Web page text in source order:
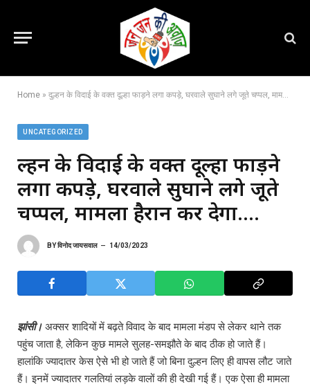
Home » दुल्हन के विदाई के वक्त दूल्हा फाड़ने लगा कपड़े, घरवाले सुघाने लगे जूते चप्पल, मामला हैरान कर देगा….
UNCATEGORIZED
दुल्हन के विदाई के वक्त दूल्हा फाड़ने
लगा कपड़े, घरवाले सुघाने लगे जूते
चप्पल, मामला हैरान कर देगा….
BYविनोद जायसवाल 14/03/2023
झांसी। अक्सर शादियों में बढ़ते विवाद के बाद मामला मंडप से लेकर थाने तक
पहुंच जाता है, लेकिन कुछ मामले सुलह-समझौते के बाद ठीक हो जाते हैं।
हालांकि ज्यादातर केस ऐसे भी हो जाते हैं जो बिना दुल्हन लिए ही वापस लौट जाते
हैं। इनमें ज्यादातर गलतियां लड़के वालों की ही देखी गई हैं। एक ऐसा ही मामला